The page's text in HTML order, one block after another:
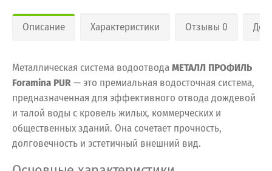
Описание Характеристики Отзывы 0
Металлическая система водоотводаМЕТАЛЛ ПРОФИЛЬ
Foramina PUR— это премиальная водосточная система,
предназначенная для эффективного отвода дождевой
и талой воды с кровель жилых, коммерческих и
общественных зданий. Она сочетает прочность,
долговечность и эстетичный внешний вид.